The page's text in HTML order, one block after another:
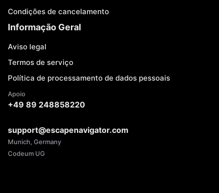
Condições de cancelamento
Informação Geral
Aviso legal
Termos de serviço
Política de processamento de dados pessoais
Apoio
+49 89 248858220
support@escapenavigator.com
Munich, Germany
Codeum UG